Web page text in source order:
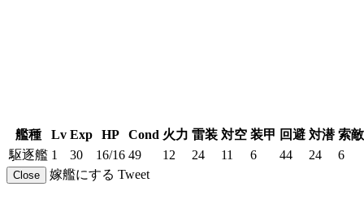
艦種 Lv Exp HP Cond 火力 雷装 対空 装甲 回避 対潜 索敵
駆逐艦 1 30 16/16 49 12 24 11 6 44 24 6
Close 嫁艦にする Tweet